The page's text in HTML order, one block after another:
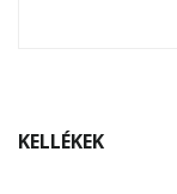
KELLÉKEK